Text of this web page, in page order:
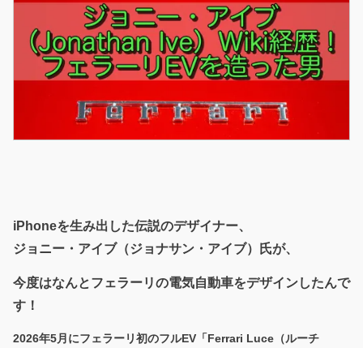
iPhoneを生み出した伝説のデザイナー、
ジョニー・アイブ（ジョナサン・アイブ）氏が、
今度はなんとフェラーリの電気自動車をデザインしたんで
す！
2026年5月にフェラーリ初のフルEV「Ferrari Luce（ルーチ